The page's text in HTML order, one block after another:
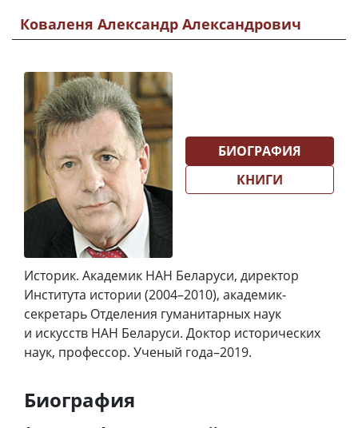
Коваленя Александр Александрович
Историк. Академик НАН Беларуси, директор
Института истории (2004–2010), академик-
секретарь Отделения гуманитарных наук
и искусств НАН Беларуси. Доктор исторических
наук, профессор. Ученый года–2019.
БИОГРАФИЯ
КНИГИ
Биография